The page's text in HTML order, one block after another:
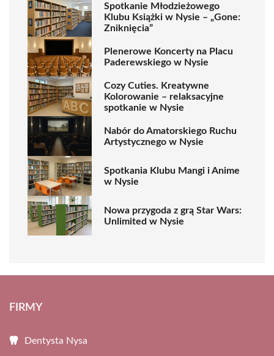
Spotkanie Młodzieżowego
Klubu Książki w Nysie – „Gone:
Zniknięcia”
Plenerowe Koncerty na Placu
Paderewskiego w Nysie
Cozy Cuties. Kreatywne
Kolorowanie – relaksacyjne
spotkanie w Nysie
Nabór do Amatorskiego Ruchu
Artystycznego w Nysie
Spotkania Klubu Mangi i Anime
w Nysie
Nowa przygoda z grą Star Wars:
Unlimited w Nysie
FIRMY
Dentysta Nysa